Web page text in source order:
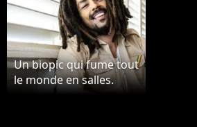
Un biopic qui fume tout
le monde en salles.